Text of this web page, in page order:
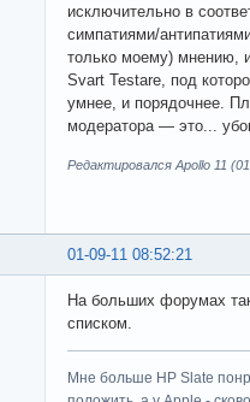
исключительно в
симпатиями/
только моему) мнению,
Svart Testare, под
умнее, и порядочнее.
модератора — это...
Редактировался Apollo 11
01-09-11 08:52:21
На больших форумах
списком.
Мне больше HP Slate